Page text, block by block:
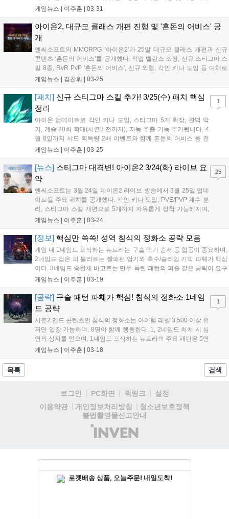
시스템이 도입된다. 치유성 클래스 케어는 완료됐고, 타 클래스는
게임뉴스 | 이주훈 03-31
아이온2, 대규모 클래스 개편 진행 및 '혼돈의 어비스' 공
개
엔씨소프트의 MMORPG ‘아이온2’가 25일 대규모 클래스 개편과 신규
콘텐츠 ‘혼돈의 어비스’를 공개했다. 직업 밸런스 조정, 신규 스티그마 스
킬 8종, RvR PvP '혼돈의 어비스', 신규 외형, 각인 키나 도입 등 다채로
운 업데이트로 이용자들은 새로운 전투를 즐길 수 있다....
게임뉴스 | 김찬휘 03-25
[패치] 신규 스티그마 스킬 추가! 3/25(수) 패치 핵심
정리
아이온 업데이트로 각인 키나 도입, 스티그마 5개 확장, 완벽 막
기, 계승 20회 확대(시즌3 전까지), 자동 추출 기능 추가됩니다. 4
월 8일까지 샤드 획득량 2배 이벤트와 함께 혼돈의 어비스 등 전
투 및 시스템 개선도 이뤄집니다....
게임뉴스 | 이주훈 03-25
1
[뉴스] 스티그마 대격변! 아이온2 3/24(화) 라이브 요
약
엔씨소프트는 3월 24일 아이온2 라이브 방송에서 3월 25일 업데
이트될 주요 패치를 공개했다. 각인 키나 도입, PVE/PVP 계수 분
리, 스티그마 스킬 개편으로 5개까지 자유롭게 장착 가능해지며,
동일 종족 매칭 혼돈의 어비스 도입과 시공의 균열 개선이 다음
게임뉴스 | 이주훈 03-24
25
[정보] 핵심만 쏙쏙! 성역 침식의 정화소 공략 모음
게임 내 1네임드 포식하는 뉴트라는 구슬 먹기 순서 등 협동이 중요하며,
2네임드 검은 피 블라트는 짤패턴 암기와 촉수/슬라임 기믹 파훼가 핵심
이다. 3네임드 중합체 바고트는 만두 폭탄 패턴의 퍼즐 같은 공략이 요구
된다. 각 보스마다 숙련된 전략과 팀워크가 승리의 열쇠다....
게임뉴스 | 이주훈 03-19
[공략] 구슬 패턴 파훼가 핵심! 침식의 정화소 1네임
드 공략
시즌2 엔드 콘텐츠인 침식의 정화소는 아이템 레벨 3,500 이상 유
저만 입장 가능하며, 8명이 함께 행동한다. 1, 2네임드 처치 시 심
연의 상자를 얻으며, 1네임드 포식하는 뉴트라의 주요 패턴은 5연
속 장판, 거미줄 끌어당기기, 바위 부수기, 레이저, 구슬 먹기, 잡
게임뉴스 | 이주훈 03-18
1
목록 검색
로그인 PC화면 퀵링크
설정
이용약관
개인정보처리방침
청소년보호정책
불법촬영물신고안내
(주)
인